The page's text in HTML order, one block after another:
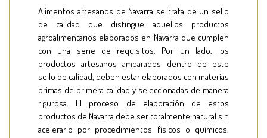
Alimentos artesanos de Navarra se trata de un sello
de calidad que distingue aquellos productos
agroalimentarios elaborados en Navarra que cumplen
con una serie de requisitos. Por un lado, los
productos artesanos amparados dentro de este
sello de calidad, deben estar elaborados con materias
primas de primera calidad y seleccionadas de manera
rigurosa. El proceso de elaboración de estos
productos de Navarra debe ser totalmente natural sin
acelerarlo por procedimientos físicos o químicos.